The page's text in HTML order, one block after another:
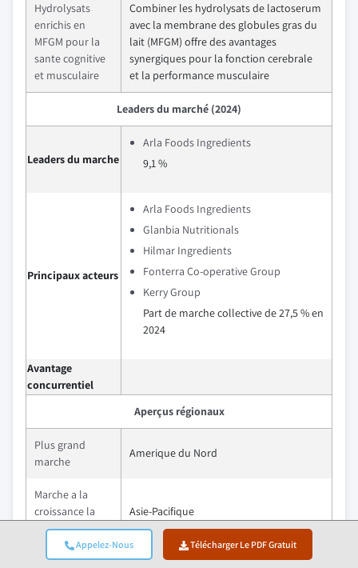
Appelez-Nous Télécharger Le PDF Gratuit
Hydrolysats
enrichis en
MFGM pour la
sante cognitive
et musculaire
Combiner les hydrolysats de lactoserum
avec la membrane des globules gras du
lait (MFGM) offre des avantages
synergiques pour la fonction cerebrale
et la performance musculaire
Leaders du marché (2024)
Leaders du marche
Arla Foods Ingredients
9,1 %
Principaux acteurs
Arla Foods Ingredients
Glanbia Nutritionals
Hilmar Ingredients
Fonterra Co-operative Group
Kerry Group
Part de marche collective de 27,5 % en
2024
Avantage
concurrentiel
Aperçus régionaux
Plus grand
marche
Amerique du Nord
Marche a la
croissance la
plus rapide
Asie-Pacifique
Pays emergent Chine et Japon